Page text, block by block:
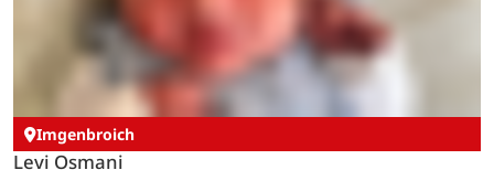
Geburtstag 21. AprilGewicht 3.420 gGröße 53 cmEltern
Maike und Alexander PreissWohnort Roetgen